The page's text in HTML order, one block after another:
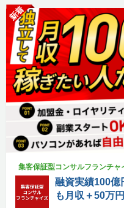
新着
集客保証型コンサルフランチャ
融資実績100億
も月収＋50万